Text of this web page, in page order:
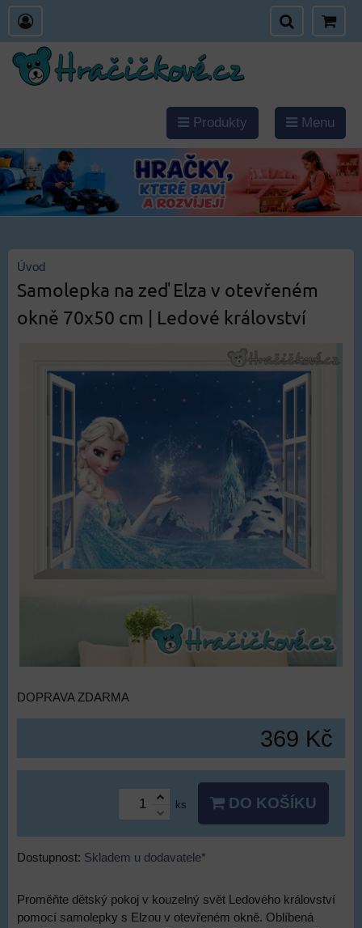
Produkty Menu
Úvod
Samolepka na zeď Elza v otevřeném
okně 70x50 cm | Ledové království
DOPRAVA ZDARMA
369 Kč
ks DO KOŠÍKU
Dostupnost: Skladem u dodavatele*
Proměňte dětský pokoj v kouzelný svět Ledového království
pomocí samolepky s Elzou v otevřeném okně. Oblíbená